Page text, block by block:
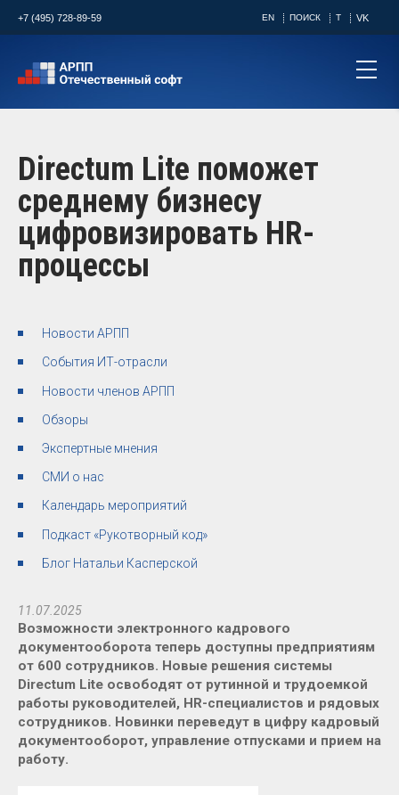
+7 (495) 728-89-59 EN ПОИСК T VK
Directum Lite поможет
среднему бизнесу
цифровизировать HR-
процессы
Новости АРПП
События ИТ-отрасли
Новости членов АРПП
Обзоры
Экспертные мнения
СМИ о нас
Календарь мероприятий
Подкаст «Рукотворный код»
Блог Натальи Касперской
11.07.2025
Возможности электронного кадрового
документооборота теперь доступны предприятиям
от 600 сотрудников. Новые решения системы
Directum Lite освободят от рутинной и трудоемкой
работы руководителей, HR-специалистов и рядовых
сотрудников. Новинки переведут в цифру кадровый
документооборот, управление отпусками и прием на
работу.